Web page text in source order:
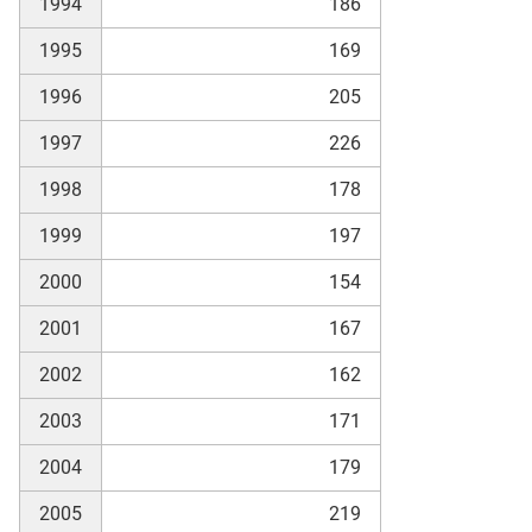
1995 169
1996 205
1997 226
1998 178
1999 197
2000 154
2001 167
2002 162
2003 171
2004 179
2005 219